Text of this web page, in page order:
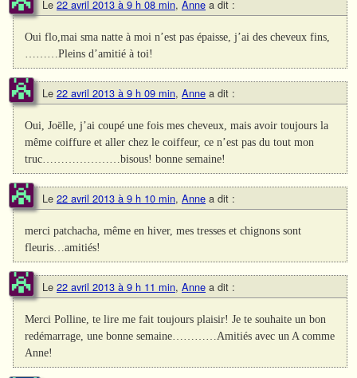
Le 22 avril 2013 à 9 h 08 min, Anne a dit :
Oui flo,mai sma natte à moi n’est pas épaisse, j’ai des cheveux fins,
………Pleins d’amitié à toi!
Le 22 avril 2013 à 9 h 09 min, Anne a dit :
Oui, Joëlle, j’ai coupé une fois mes cheveux, mais avoir toujours la
même coiffure et aller chez le coiffeur, ce n’est pas du tout mon
truc…………………bisous! bonne semaine!
Le 22 avril 2013 à 9 h 10 min, Anne a dit :
merci patchacha, même en hiver, mes tresses et chignons sont
fleuris…amitiés!
Le 22 avril 2013 à 9 h 11 min, Anne a dit :
Merci Polline, te lire me fait toujours plaisir! Je te souhaite un bon
redémarrage, une bonne semaine…………Amitiés avec un A comme
Anne!